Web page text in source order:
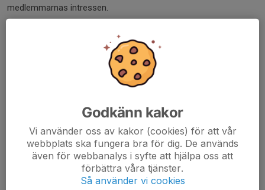
medlemmarnas intressen.
Föreningen har för sin idrottsliga verksamhet utskott för
Fotboll-Herrar och Fotboll-Damer. Ledningen för varje utskott
utövas av en utskottsstyrelse, som väljes av styrelsen i
samverkan med valberedningen.
Kommittéer och arbetsgrupper
Styrelsen har utsett en julmarknadskommitté, som svarar för
julmarknad på Norvalla Marknad och en idrottsplatskommitté,
som svarar för Norvalla IP (fotbollsplaner och fastigheter).
Styrelsen utser dessutom arbetsgrupper för t.ex.
midsommarfest och påskpromenad.
Godkänn kakor
Vi använder oss av kakor (cookies) för att vår
webbplats ska fungera bra för dig. De används
även för webbanalys i syfte att hjälpa oss att
förbättra våra tjänster.
Så använder vi cookies